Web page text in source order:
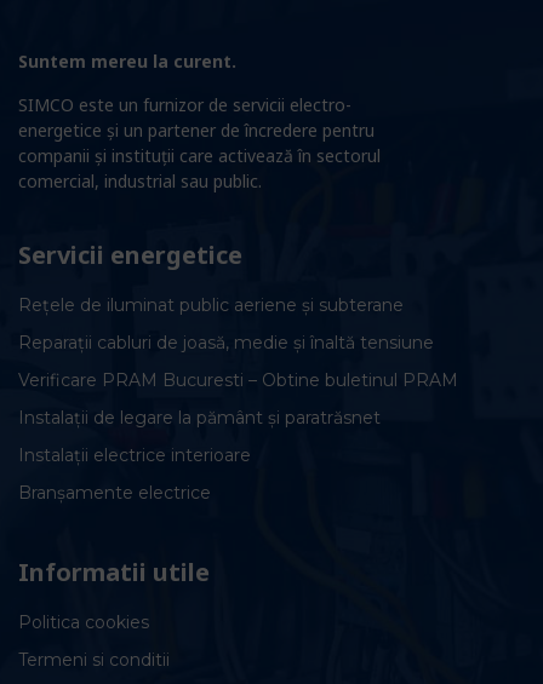
Suntem mereu la curent.
SIMCO este un furnizor de servicii electro-
energetice și un partener de încredere pentru
companii și instituții care activează în sectorul
comercial, industrial sau public.
Servicii energetice
Rețele de iluminat public aeriene și subterane
Reparații cabluri de joasă, medie și înaltă tensiune
Verificare PRAM Bucuresti – Obtine buletinul PRAM
Instalații de legare la pământ și paratrăsnet
Instalații electrice interioare
Branșamente electrice
Informatii utile
Politica cookies
Termeni si conditii